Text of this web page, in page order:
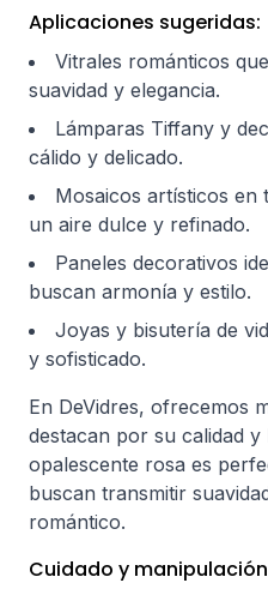
Aplicaciones sugeridas:
Vitrales románticos
suavidad y elegancia.
Lámparas Tiffany y
cálido y delicado.
Mosaicos artísticos en
un aire dulce y refinado.
Paneles decorativos
buscan armonía y estilo.
Joyas y bisutería de
y sofisticado.
En DeVidres, ofrecemos
destacan por su calidad y
opalescente rosa es
buscan transmitir
romántico.
Cuidado y